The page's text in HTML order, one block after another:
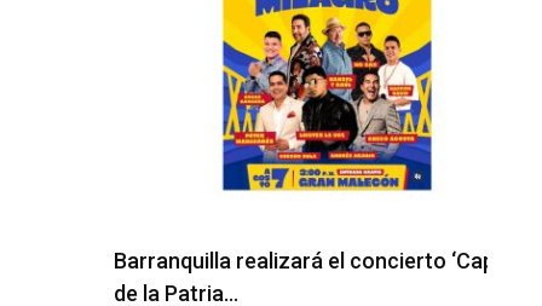
Barranquilla realizará el concierto ‘Capital
de la Patria…